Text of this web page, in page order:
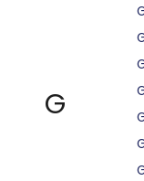
G